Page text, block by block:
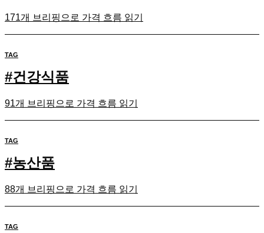
171개 브리핑으로 가격 흐름 읽기
TAG
#건강식품
91개 브리핑으로 가격 흐름 읽기
TAG
#농산품
88개 브리핑으로 가격 흐름 읽기
TAG